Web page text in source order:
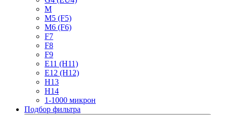
M
M5 (F5)
M6 (F6)
F7
F8
F9
E11 (H11)
E12 (H12)
H13
H14
1-1000 микрон
Подбор фильтра